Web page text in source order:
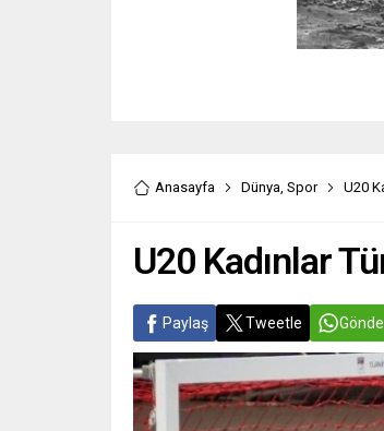
Anasayfa Dünya, Spor U20
U20 Kadınlar
Paylaş Tweetle